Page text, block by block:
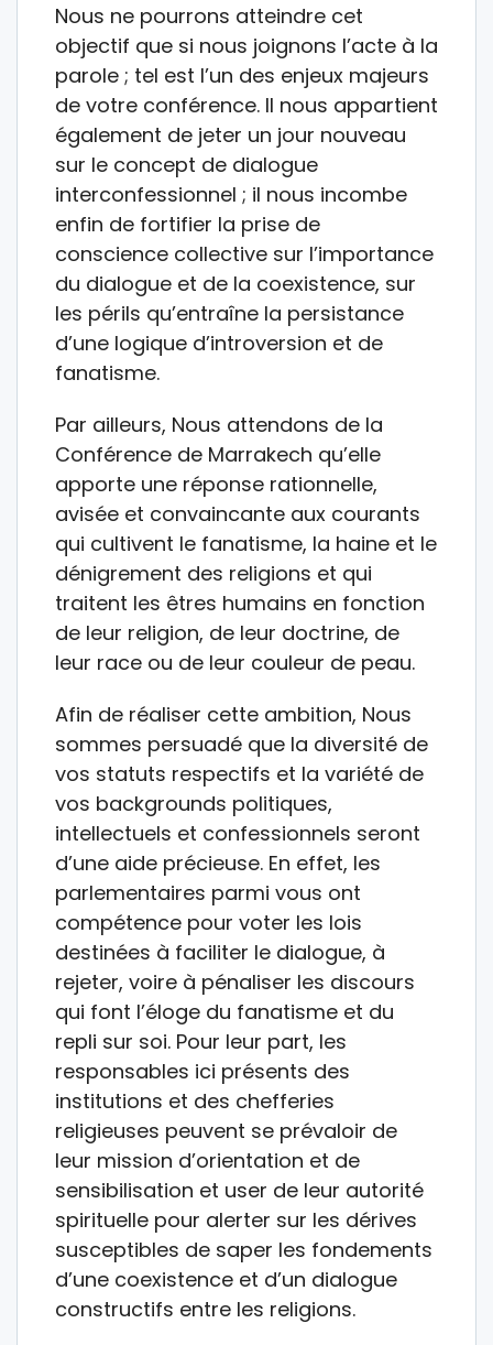
Nous ne pourrons atteindre cet
objectif que si nous joignons l’acte à la
parole ; tel est l’un des enjeux majeurs
de votre conférence. Il nous appartient
également de jeter un jour nouveau
sur le concept de dialogue
interconfessionnel ; il nous incombe
enfin de fortifier la prise de
conscience collective sur l’importance
du dialogue et de la coexistence, sur
les périls qu’entraîne la persistance
d’une logique d’introversion et de
fanatisme.
Par ailleurs, Nous attendons de la
Conférence de Marrakech qu’elle
apporte une réponse rationnelle,
avisée et convaincante aux courants
qui cultivent le fanatisme, la haine et le
dénigrement des religions et qui
traitent les êtres humains en fonction
de leur religion, de leur doctrine, de
leur race ou de leur couleur de peau.
Afin de réaliser cette ambition, Nous
sommes persuadé que la diversité de
vos statuts respectifs et la variété de
vos backgrounds politiques,
intellectuels et confessionnels seront
d’une aide précieuse. En effet, les
parlementaires parmi vous ont
compétence pour voter les lois
destinées à faciliter le dialogue, à
rejeter, voire à pénaliser les discours
qui font l’éloge du fanatisme et du
repli sur soi. Pour leur part, les
responsables ici présents des
institutions et des chefferies
religieuses peuvent se prévaloir de
leur mission d’orientation et de
sensibilisation et user de leur autorité
spirituelle pour alerter sur les dérives
susceptibles de saper les fondements
d’une coexistence et d’un dialogue
constructifs entre les religions.